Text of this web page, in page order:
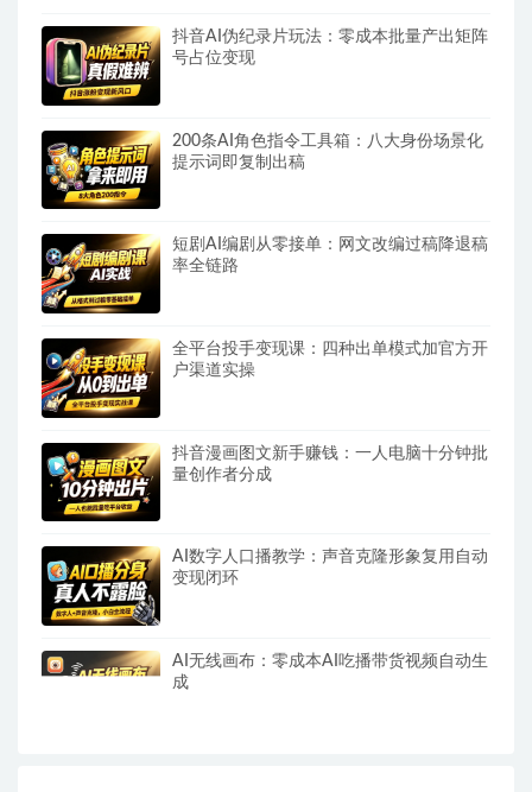
抖音AI伪纪录片玩法：零成本批量产出矩阵
号占位变现
200条AI角色指令工具箱：八大身份场景化
提示词即复制出稿
短剧AI编剧从零接单：网文改编过稿降退稿
率全链路
全平台投手变现课：四种出单模式加官方开
户渠道实操
抖音漫画图文新手赚钱：一人电脑十分钟批
量创作者分成
AI数字人口播教学：声音克隆形象复用自动
变现闭环
AI无线画布：零成本AI吃播带货视频自动生
成